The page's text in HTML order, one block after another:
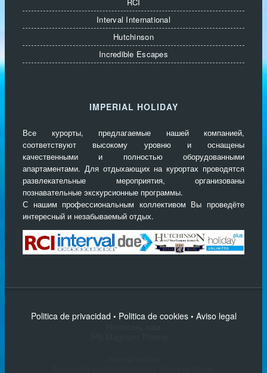
Interval International
Hutchinson
Incredible Escapes
IMPERIAL HOLIDAY
Все курорты, предлагаемые нашей компанией,
соответствуют высокому уровню и оснащены
качественными и полностью оборудованными
апартаментами. Для отдыхающих на курортах проводятся
развлекательные мероприятия, организованы
познавательные экскурсионные программы.
С нашим профессиональным коллективом Вы проведёте
интересный и незабываемый отдых.
Politica de privacidad • Politica de cookies• Aviso legal